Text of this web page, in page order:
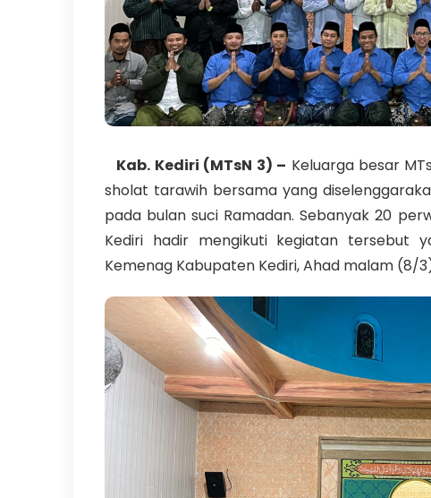
Kab. Kediri (MTsN 3) – Keluarga besar
sholat tarawih bersama yang
pada bulan suci Ramadan. Sebanyak 20
Kediri hadir mengikuti kegiatan tersebut
Kemenag Kabupaten Kediri, Ahad malam (8/